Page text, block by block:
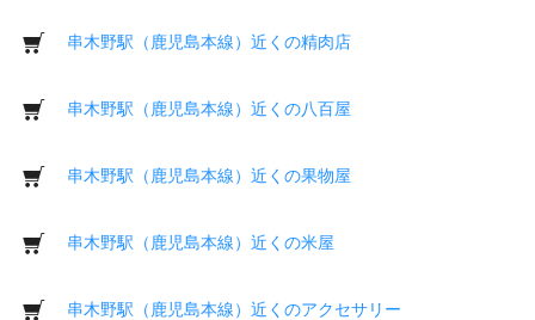
串木野駅（鹿児島本線）近くの精肉店
串木野駅（鹿児島本線）近くの八百屋
串木野駅（鹿児島本線）近くの果物屋
串木野駅（鹿児島本線）近くの米屋
串木野駅（鹿児島本線）近くのアクセサリー